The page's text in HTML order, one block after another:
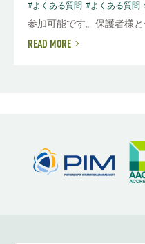
#よくある質問 #よくある質問
参加可能です。保護者様と
READ MORE